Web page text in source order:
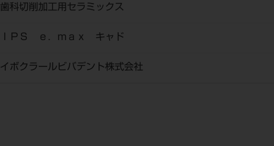
歯科切削加工用セラミックス
ＩＰＳ ｅ．ｍａｘ キャド
イボクラールビバデント株式会社